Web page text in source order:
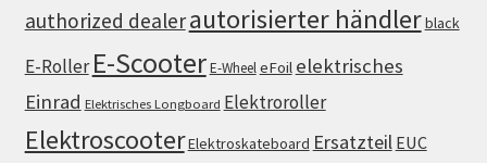
authorized dealerautorisierter händlerblack
E-Roller E-ScooterE-WheeleFoil elektrisches
Einrad Elektrisches Longboard Elektroroller
ElektroscooterElektroskateboard Ersatzteil EUC